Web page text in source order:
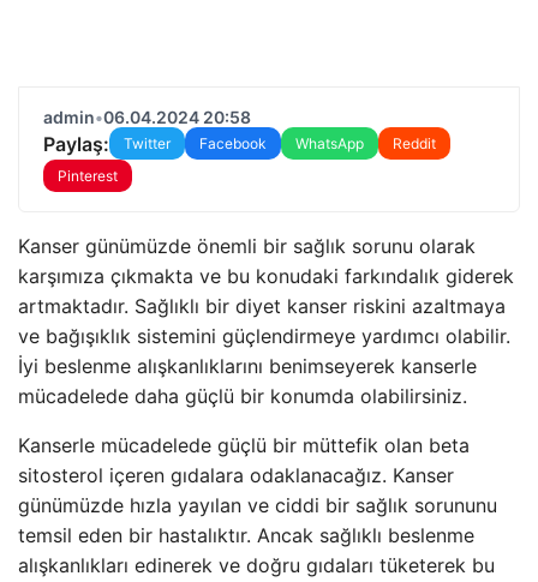
admin•06.04.2024 20:58
Paylaş: Twitter Facebook WhatsApp
Reddit
Pinterest
Kanser günümüzde önemli bir sağlık sorunu olarak
karşımıza çıkmakta ve bu konudaki farkındalık giderek
artmaktadır. Sağlıklı bir diyet kanser riskini azaltmaya
ve bağışıklık sistemini güçlendirmeye yardımcı olabilir.
İyi beslenme alışkanlıklarını benimseyerek kanserle
mücadelede daha güçlü bir konumda olabilirsiniz.
Kanserle mücadelede güçlü bir müttefik olan beta
sitosterol içeren gıdalara odaklanacağız. Kanser
günümüzde hızla yayılan ve ciddi bir sağlık sorununu
temsil eden bir hastalıktır. Ancak sağlıklı beslenme
alışkanlıkları edinerek ve doğru gıdaları tüketerek bu